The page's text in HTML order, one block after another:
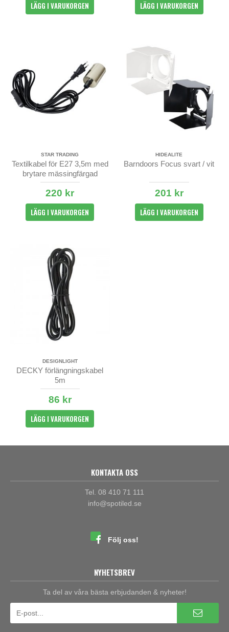
LÄGG I VARUKORGEN LÄGG I VARUKORGEN
STAR TRADING
Textilkabel för E27 3,5m med
brytare mässingfärgad
220 kr
LÄGG I VARUKORGEN
HIDEALITE
Barndoors Focus svart / vit
201 kr
LÄGG I VARUKORGEN
DESIGNLIGHT
DECKY förlängningskabel
5m
86 kr
LÄGG I VARUKORGEN
KONTAKTA OSS
Tel. 08 410 71 111
info@spotiled.se
Följ oss!
NYHETSBREV
Ta del av våra bästa erbjudanden & nyheter!